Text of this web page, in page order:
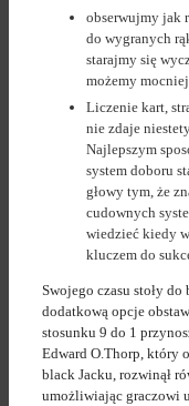
obserwujmy jak
do wygranych
starajmy się
możemy
Liczenie kart,
nie zdaje
Najlepszym
system doboru
głowy tym, że
cudownych
wiedzieć kiedy
kluczem do
Swojego czasu stoły do
dodatkową opcje
stosunku 9 do 1
Edward O.Thorp, który
black Jacku, rozwinął
umożliwiając graczowi